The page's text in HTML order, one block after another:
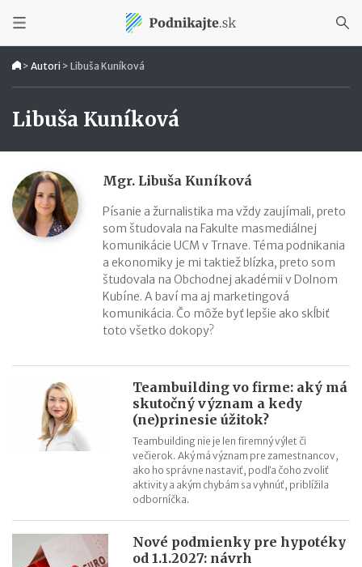
> Autori > Libuša Kuníková
Libuša Kuníková
Mgr. Libuša Kuníková
Písanie a žurnalistika ma vždy zaujímali, preto
som študovala na Fakulte masmediálnej
komunikácie UCM v Trnave. Téma podnikania
a ekonomiky je mi taktiež blízka, preto som
študovala na Obchodnej akadémii v Dolnom
Kubíne. A baví ma aj marketingová
komunikácia. Čo môže byť lepšie ako skĺbiť
toto všetko dokopy?
Teambuilding vo firme: aký má
skutočný význam a kedy
(ne)prinesie úžitok?
Teambuilding nie je len firemný výlet či
večierok. Aký má význam pre zamestnancov,
ako ho správne nastaviť, podľa čoho zvoliť
aktivity a akým chybám sa vyhnúť, priblížila
odborníčka.
Nové podmienky pre hypotéky
od 1.1.2027: návrh